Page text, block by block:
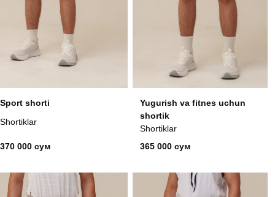
Sport shorti
Shortiklar
370 000 сум
Yugurish va fitnes uchun
shortik
Shortiklar
365 000 сум